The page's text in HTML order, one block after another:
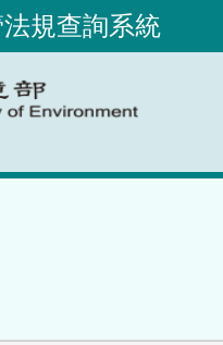
規查詢系統